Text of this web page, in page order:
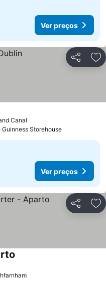
Ver preços
Partilhar
Canal
Guinness Storehouse
Ver preços
Partilhar